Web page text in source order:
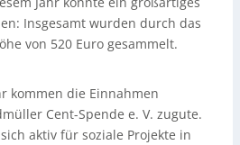
Insgesamt wurden durch das
von 520 Euro gesammelt.
kommen die Einnahmen
Cent-Spende e. V. zugute.
aktiv für soziale Projekte in